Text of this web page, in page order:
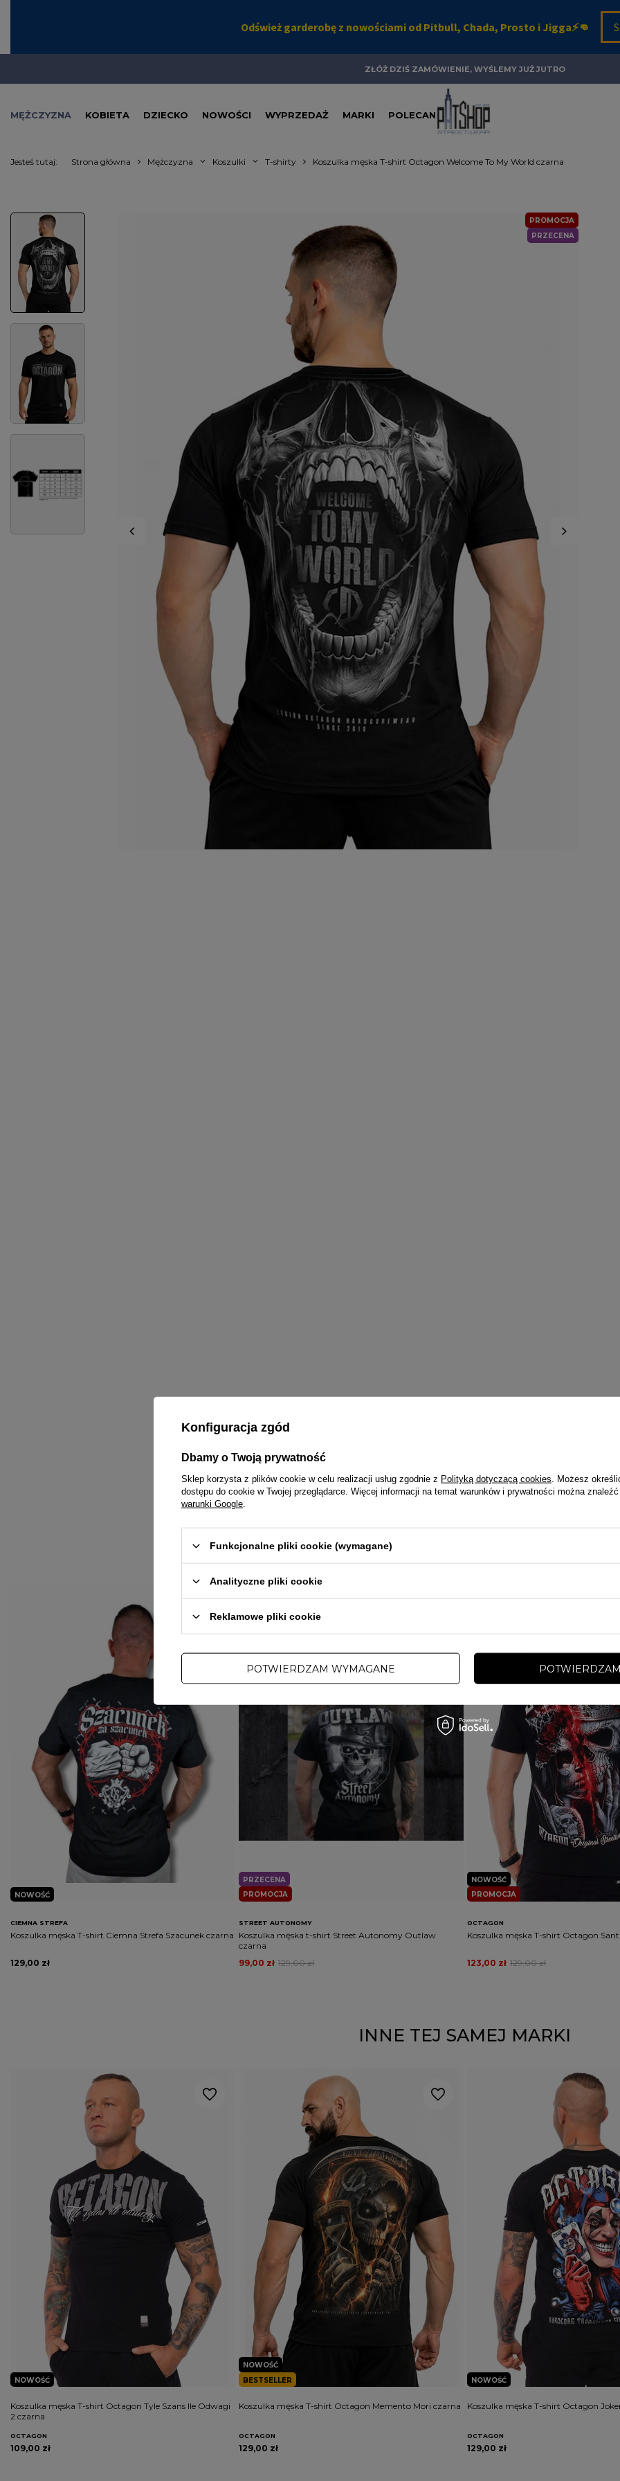
ZŁÓŻ DZIŚ ZAMÓWIENIE, WYŚLEMY JUŻ JUTRO
MĘŻCZYZNA KOBIETA DZIECKO NOWOŚCI WYPRZEDAŻ MARKI POLECANE
Jesteś tutaj: Strona główna Mężczyzna Koszulki T-shirty Koszulka męska T-shirt Octagon Welcome To My World czarna
PROMOCJA
PRZECENA
WYBRANE DLA CIEBIE
NOWOŚĆ
CIEMNA STREFA
Koszulka męska T-shirt Ciemna Strefa Szacunek czarna
129,00 zł
PROMOCJA
PRZECENA
STREET AUTONOMY
Koszulka męska t-shirt Street Autonomy Outlaw
czarna
129,00 zł
99,00 zł
PROMOCJA
NOWOŚĆ
OCTAGON
Koszulka męska T-shirt Octagon
129,00 zł
123,00 zł
INNE TEJ SAMEJ MARKI
NOWOŚĆ
Koszulka męska T-shirt Octagon Tyle Szans Ile Odwagi
2 czarna
OCTAGON
109,00 zł
NOWOŚĆ
BESTSELLER
Koszulka męska T-shirt Octagon Memento Mori czarna
OCTAGON
129,00 zł
NOWOŚĆ
Koszulka męska T-shirt Octagon
OCTAGON
129,00 zł
Konfiguracja zgód
Dbamy o Twoją prywatność
Sklep korzysta z plików cookie w celu realizacji usług zgodnie z Polityką dotyczącą cookies . Możesz
dostępu do cookie w Twojej przeglądarce. Więcej informacji na temat warunków i prywatności można
warunki Google
Funkcjonalne pliki cookie (wymagane)
Analityczne pliki cookie
Reklamowe pliki cookie
POTWIERDZAM WYMAGANE